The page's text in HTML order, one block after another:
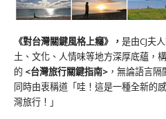
《對台灣關鍵風格上癮》 ， 是由CJ夫
土、文化、人情味等地方深厚底蘊，
的 <台灣旅行關鍵指南> ，無論語言
同時由衷稱道「哇！這是一種全新的
灣旅行！」